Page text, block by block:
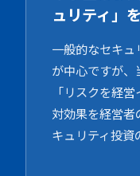
ュリティ」
一般的なセキ
が中心ですが、
「リスクを経
対効果を経営者
キュリティ投資